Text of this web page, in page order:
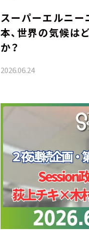
スーパーエルニー
本、世界の気候は
か？
2026.06.24